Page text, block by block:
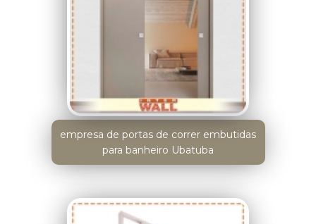
empresa de portas de correr embutidas
para banheiro Ubatuba